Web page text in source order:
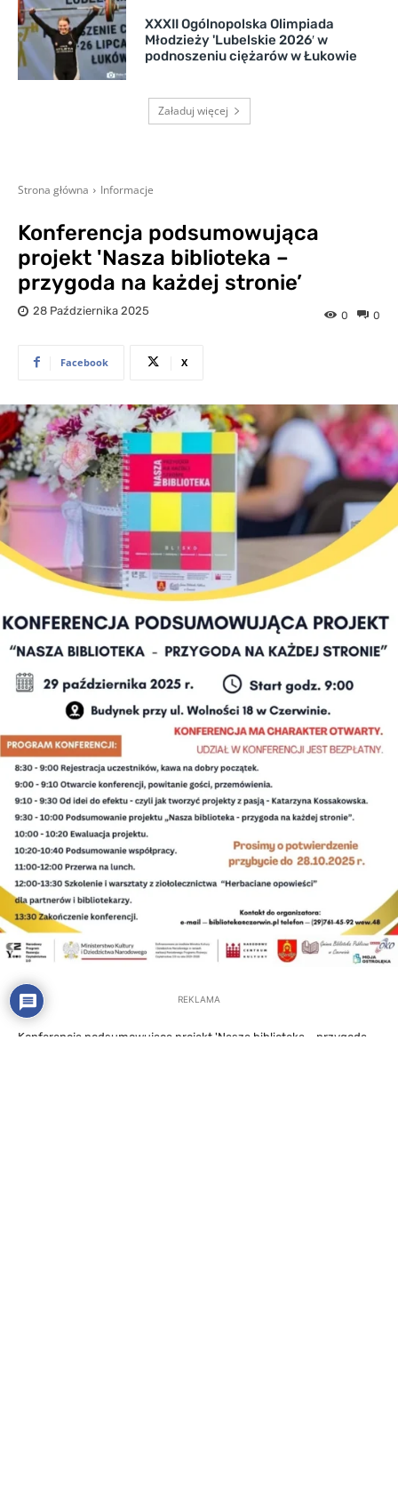
XXXII Ogólnopolska Olimpiada
Młodzieży 'Lubelskie 2026′ w
podnoszeniu ciężarów w Łukowie
Załaduj więcej